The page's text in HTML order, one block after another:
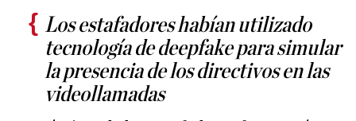
Los estafadores habían utilizado
tecnología de deepfake para simular
la presencia de los directivos en las
videollamadas